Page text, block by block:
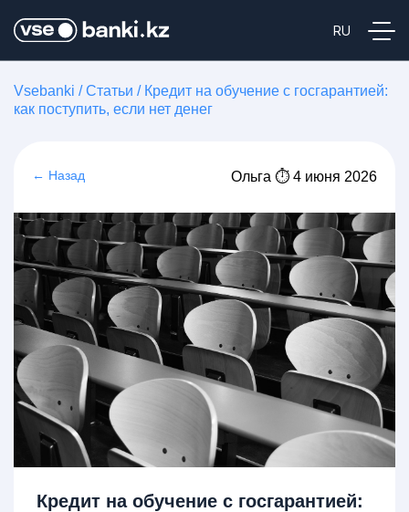
Vsebanki /Статьи / Кредит на обучение с госгарантией:
как поступить, если нет денег
← Назад Ольга ⏱ 4 июня 2026
Кредит на обучение с госгарантией: